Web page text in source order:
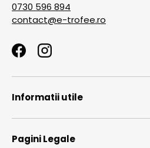
0730 596 894
contact@e-trofee.ro
FacebookInstagram
Informatii utile
Pagini Legale